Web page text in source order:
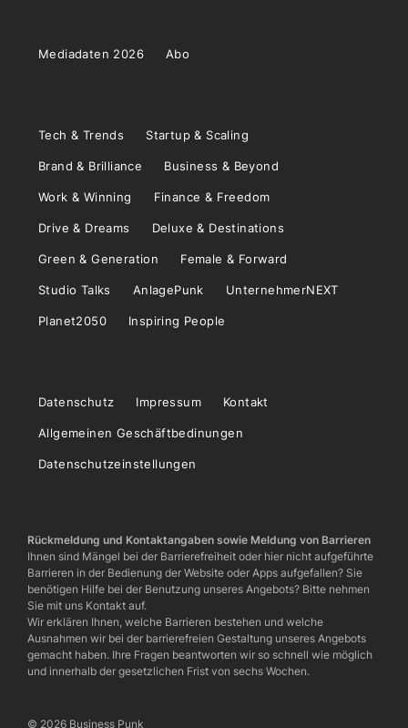
Mediadaten 2026 Abo
Tech & Trends Startup & Scaling
Brand & Brilliance Business & Beyond
Work & Winning Finance & Freedom
Drive & Dreams Deluxe & Destinations
Green & Generation Female & Forward
Studio Talks AnlagePunk UnternehmerNEXT
Planet2050 Inspiring People
Datenschutz Impressum Kontakt
Allgemeinen Geschäftbedinungen
Datenschutzeinstellungen
Rückmeldung und Kontaktangaben sowie Meldung von Barrieren
Ihnen sind Mängel bei der Barrierefreiheit oder hier nicht aufgeführte
Barrieren in der Bedienung der Website oder Apps aufgefallen? Sie
benötigen Hilfe bei der Benutzung unseres Angebots? Bitte nehmen
Sie mit uns Kontakt auf.
Wir erklären Ihnen, welche Barrieren bestehen und welche
Ausnahmen wir bei der barrierefreien Gestaltung unseres Angebots
gemacht haben. Ihre Fragen beantworten wir so schnell wie möglich
und innerhalb der gesetzlichen Frist von sechs Wochen.
© 2026 Business Punk